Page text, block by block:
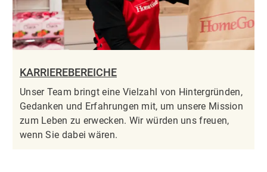
KARRIEREBEREICHE
Unser Team bringt eine Vielzahl von Hintergründen,
Gedanken und Erfahrungen mit, um unsere Mission
zum Leben zu erwecken. Wir würden uns freuen,
wenn Sie dabei wären.